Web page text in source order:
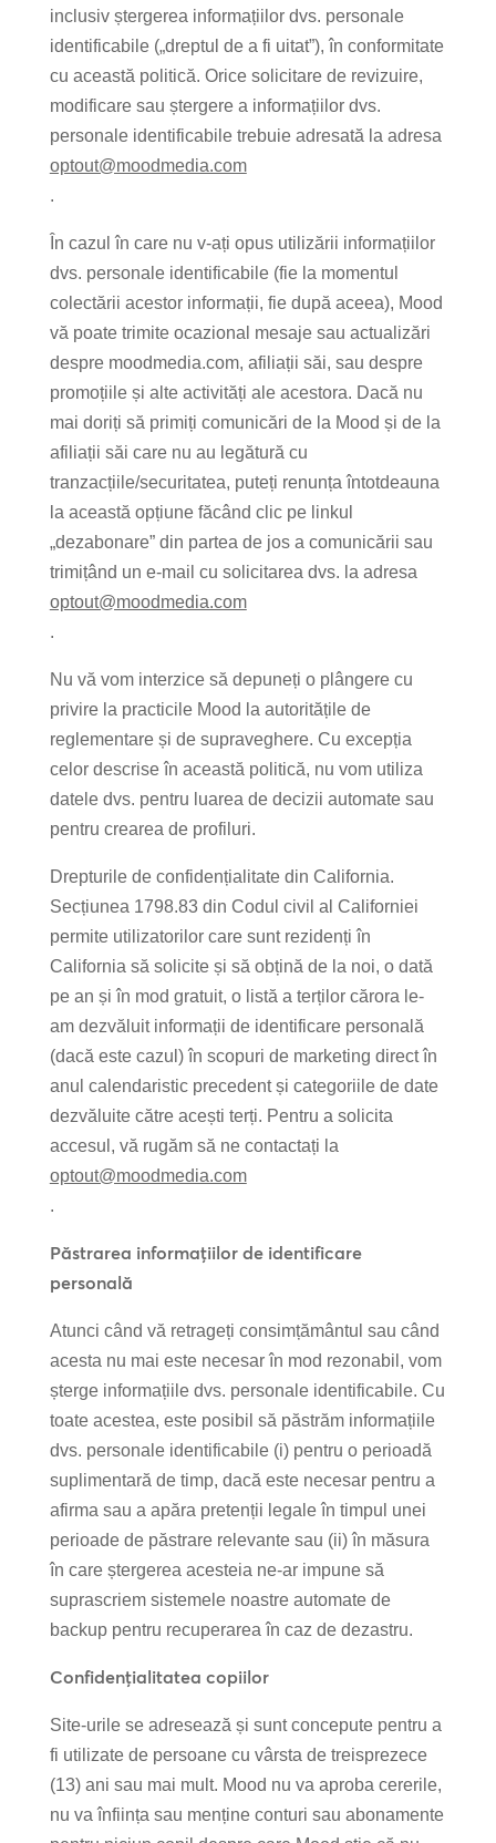
inclusiv ștergerea informațiilor dvs. personale
identificabile („dreptul de a fi uitat”), în conformitate
cu această politică. Orice solicitare de revizuire,
modificare sau ștergere a informațiilor dvs.
personale identificabile trebuie adresată la adresa
optout@moodmedia.com
.
În cazul în care nu v-ați opus utilizării informațiilor
dvs. personale identificabile (fie la momentul
colectării acestor informații, fie după aceea), Mood
vă poate trimite ocazional mesaje sau actualizări
despre moodmedia.com, afiliații săi, sau despre
promoțiile și alte activități ale acestora. Dacă nu
mai doriți să primiți comunicări de la Mood și de la
afiliații săi care nu au legătură cu
tranzacțiile/securitatea, puteți renunța întotdeauna
la această opțiune făcând clic pe linkul
„dezabonare” din partea de jos a comunicării sau
trimițând un e-mail cu solicitarea dvs. la adresa
optout@moodmedia.com
.
Nu vă vom interzice să depuneți o plângere cu
privire la practicile Mood la autoritățile de
reglementare și de supraveghere. Cu excepția
celor descrise în această politică, nu vom utiliza
datele dvs. pentru luarea de decizii automate sau
pentru crearea de profiluri.
Drepturile de confidențialitate din California.
Secțiunea 1798.83 din Codul civil al Californiei
permite utilizatorilor care sunt rezidenți în
California să solicite și să obțină de la noi, o dată
pe an și în mod gratuit, o listă a terților cărora le-
am dezvăluit informații de identificare personală
(dacă este cazul) în scopuri de marketing direct în
anul calendaristic precedent și categoriile de date
dezvăluite către acești terți. Pentru a solicita
accesul, vă rugăm să ne contactați la
optout@moodmedia.com
.
Păstrarea informațiilor de identificare
personală
Atunci când vă retrageți consimțământul sau când
acesta nu mai este necesar în mod rezonabil, vom
șterge informațiile dvs. personale identificabile. Cu
toate acestea, este posibil să păstrăm informațiile
dvs. personale identificabile (i) pentru o perioadă
suplimentară de timp, dacă este necesar pentru a
afirma sau a apăra pretenții legale în timpul unei
perioade de păstrare relevante sau (ii) în măsura
în care ștergerea acesteia ne-ar impune să
suprascriem sistemele noastre automate de
backup pentru recuperarea în caz de dezastru.
Confidențialitatea copiilor
Site-urile se adresează și sunt concepute pentru a
fi utilizate de persoane cu vârsta de treisprezece
(13) ani sau mai mult. Mood nu va aproba cererile,
nu va înființa sau menține conturi sau abonamente